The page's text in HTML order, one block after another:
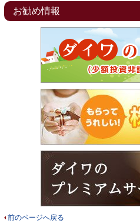
お勧め情報
前のページへ戻る